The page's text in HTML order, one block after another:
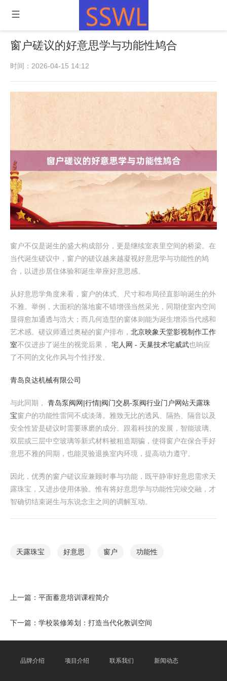
窗户磋议的好意思学与功能性鸠合
时间：2026-04-15 14:12
窗户不仅是诞生的盛大构成部分，更是继续室表里空间的桥梁。在
当代诞生磋议中，窗户的磋议越来越凝视好意思学与功能性的鸠
合，以进步居住体验和诞生举座好意思感。
从好意思学角度来看，窗户的体式、尺寸和布局径直影响诞生的外
不雅。举例，大面积的落地窗不错增强当然采光，同期使室内空间
显得愈加通透与浩大；而几何造型的窗体则能为诞生增添当代感和
艺术感。磋议师通过奥秘的窗户排布， 北京映象天堂影视制作工作
室不仅进步了诞生的视觉后果， 宅人网 - 天巢技术宅威武也响应
了不同的文化作风与个性抒发。
青岛良达机械有限公司
与此同期， 青岛泵阀网|行情|阀门交易-泵阀行业门户网站天露珠
宝窗户的功能性雷同不成淡薄。雅致无比的透风、隔热、隔音以及
安全性皆是磋议时需要琢磨的成分。跟着科技的发展，智能玻璃、
双层或三层中空玻璃等新式材料被粗造期骗，使得窗户在保合手好
意思不雅的同期，也能灵验退换室内环境，提高动力遵守。
因此，优秀的窗户磋议应兼顾时事与功能，既平静审好意思需求天
露珠宝，又进步使用体验。惟有将好意思学与功能性完竣交融，才
智确切结束诞生与东说念主之间的调解互动。
天露珠宝 好意思 窗户 功能性
上一篇： 平面蓄意培训课程简介
下一篇： 学校装修筹划：打造当代化教训空间
品牌介绍 项目介绍 联系我们 新闻动态